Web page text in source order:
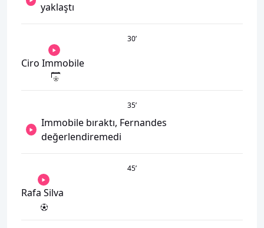
yaklaştı
30’
Ciro Immobile
35’
Immobile bıraktı, Fernandes
değerlendiremedi
45’
Rafa Silva